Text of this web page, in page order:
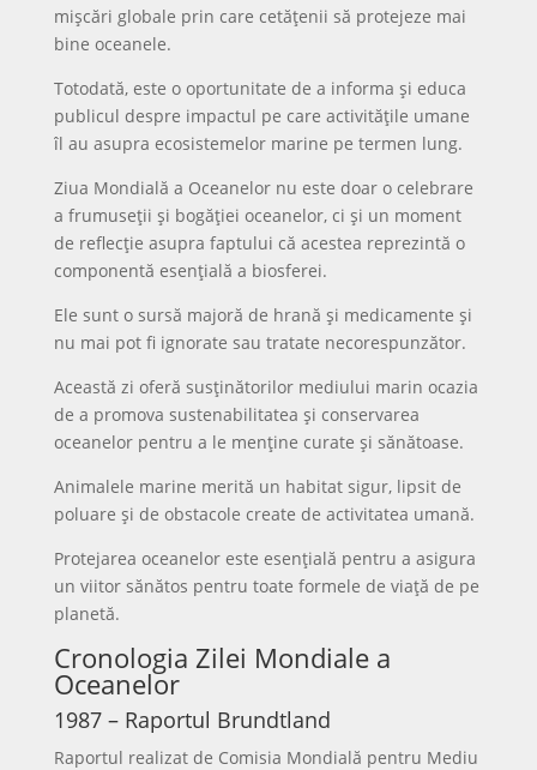
mișcări globale prin care cetățenii să protejeze mai
bine oceanele.
Totodată, este o oportunitate de a informa și educa
publicul despre impactul pe care activitățile umane
îl au asupra ecosistemelor marine pe termen lung.
Ziua Mondială a Oceanelor nu este doar o celebrare
a frumuseții și bogăției oceanelor, ci și un moment
de reflecție asupra faptului că acestea reprezintă o
componentă esențială a biosferei.
Ele sunt o sursă majoră de hrană și medicamente și
nu mai pot fi ignorate sau tratate necorespunzător.
Această zi oferă susținătorilor mediului marin ocazia
de a promova sustenabilitatea și conservarea
oceanelor pentru a le menține curate și sănătoase.
Animalele marine merită un habitat sigur, lipsit de
poluare și de obstacole create de activitatea umană.
Protejarea oceanelor este esențială pentru a asigura
un viitor sănătos pentru toate formele de viață de pe
planetă.
Cronologia Zilei Mondiale a
Oceanelor
1987 – Raportul Brundtland
Raportul realizat de Comisia Mondială pentru Mediu